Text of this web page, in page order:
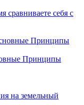
сравниваете себя с
Принципы
на земельный